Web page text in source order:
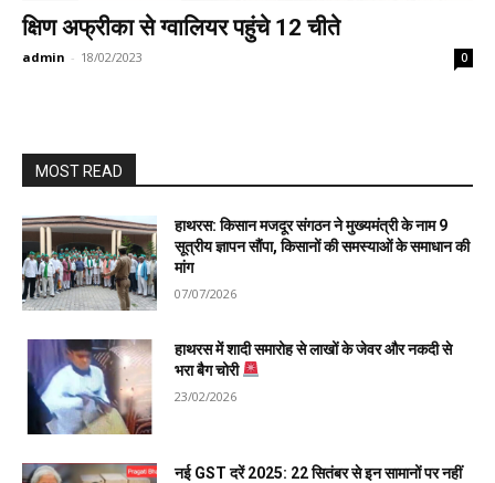
क्षिण अफ्रीका से ग्वालियर पहुंचे 12 चीते
admin - 18/02/2023 0
MOST READ
हाथरस: किसान मजदूर संगठन ने मुख्यमंत्री के नाम 9
सूत्रीय ज्ञापन सौंपा, किसानों की समस्याओं के समाधान की
मांग
07/07/2026
हाथरस में शादी समारोह से लाखों के जेवर और नकदी से
भरा बैग चोरी
23/02/2026
नई GST दरें 2025: 22 सितंबर से इन सामानों पर नहीं